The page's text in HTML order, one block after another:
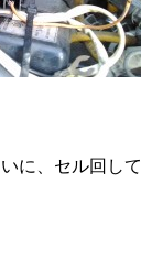
に、セル回して